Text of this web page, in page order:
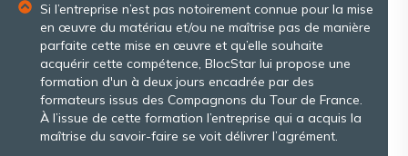
Si l’entreprise n’est pas notoirement connue pour la mise
en œuvre du matériau et/ou ne maîtrise pas de manière
parfaite cette mise en œuvre et qu’elle souhaite
acquérir cette compétence, BlocStar lui propose une
formation d'un à deux jours encadrée par des
formateurs issus des Compagnons du Tour de France.
À l’issue de cette formation l’entreprise qui a acquis la
maîtrise du savoir-faire se voit délivrer l’agrément.